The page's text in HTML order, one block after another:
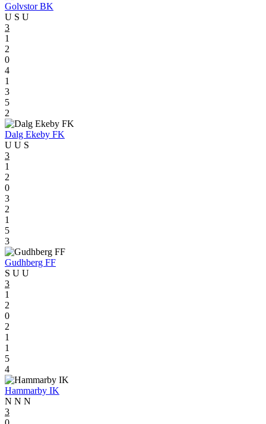
Golvstor BK
U S U
3
1
2
0
4
1
3
5
2
Dalg Ekeby FK
U U S
3
1
2
0
3
2
1
5
3
Gudhberg FF
S U U
3
1
2
0
2
1
1
5
4
Hammarby IK
N N N
3